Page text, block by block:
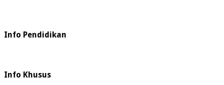
Info Pendidikan
Info Khusus